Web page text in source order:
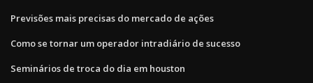
Previsões mais precisas do mercado de ações
Como se tornar um operador intradiário de sucesso
Seminários de troca do dia em houston